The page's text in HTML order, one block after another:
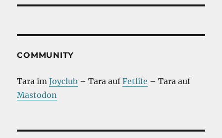
COMMUNITY
Tara imJoyclub – Tara aufFetlife – Tara auf
Mastodon